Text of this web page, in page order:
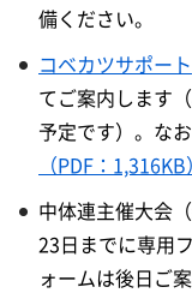
備ください。
コベカツサポート
てご案内します
予定です）。な
（PDF：1,316KB）
中体連主催大会
23日までに専用
ォームは後日ご